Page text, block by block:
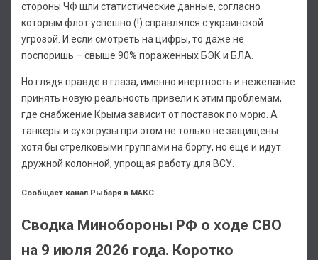
стороны ЧФ шли статистические данные, согласно
которым флот успешно (!) справлялся с украинской
угрозой. И если смотреть на цифры, то даже не
поспоришь – свыше 90% пораженных БЭК и БЛА.
Но глядя правде в глаза, именно инертность и нежелание
принять новую реальность привели к этим проблемам,
где снабжение Крыма зависит от поставок по морю. А
танкеры и сухогрузы при этом не только не защищены
хотя бы стрелковыми группами на борту, но еще и идут
дружной колонной, упрощая работу для ВСУ.
Сообщает канал Рыбаря в МАКС
Сводка Минобороны РФ о ходе СВО
на 9 июля 2026 года. Коротко